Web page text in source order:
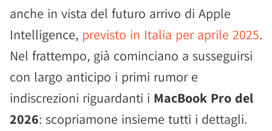
anche in vista del futuro arrivo di Apple
Intelligence, previsto in Italia per aprile 2025.
Nel frattempo, già cominciano a susseguirsi
con largo anticipo i primi rumor e
indiscrezioni riguardanti i MacBook Pro del
2026: scopriamone insieme tutti i dettagli.